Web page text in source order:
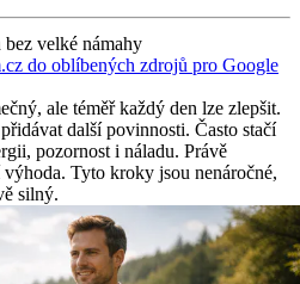
velké námahy
do oblíbených zdrojů pro Google
ale téměř každý den lze zlepšit.
další povinnosti. Často stačí
pozornost i náladu. Právě
Tyto kroky jsou nenáročné,
silný.